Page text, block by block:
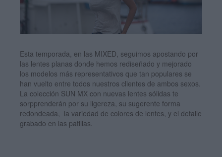
Esta temporada, en las MIXED, seguimos apostando por
las lentes planas donde hemos rediseñado y mejorado
los modelos más representativos que tan populares se
han vuelto entre todos nuestros clientes de ambos sexos.
La colección SUN MX con nuevas lentes sólidas te
sorpprenderán por su ligereza, su sugerente forma
redondeada, la variedad de colores de lentes, y el detalle
grabado en las patillas.